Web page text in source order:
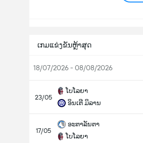
ເກມແຂ່ງຂັນຫຼ້າສຸດ
18/07/2026 - 08/08/2026
23/05
ໂບໂລຍາ
ອິນເຕີ ມິລານ
17/05
ອະຕາລັນຕາ
ໂບໂລຍາ